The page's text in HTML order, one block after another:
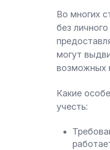
Во многих
без
могут
возможных
Какие
учесть: